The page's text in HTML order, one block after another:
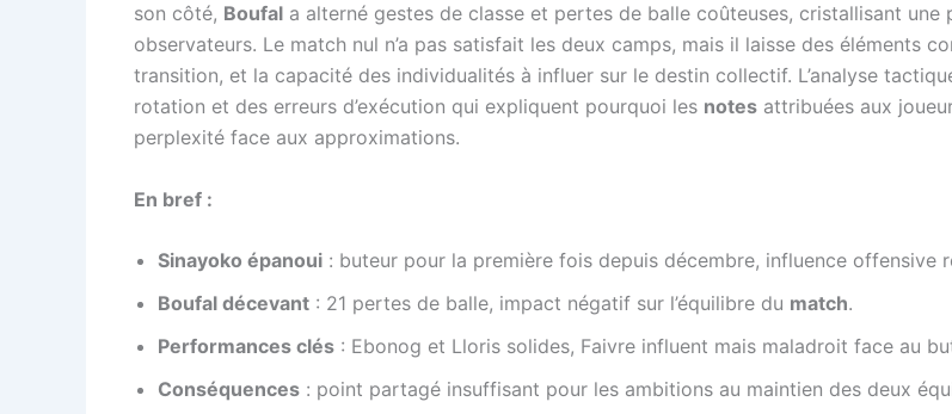
son côté, Boufal a alterné gestes de classe et pertes de balle coûteuses, cristallisant une
observateurs. Le match nul n’a pas satisfait les deux camps, mais il laisse des éléments
transition, et la capacité des individualités à influer sur le destin collectif. L’analyse
rotation et des erreurs d’exécution qui expliquent pourquoi les notes attribuées aux
perplexité face aux approximations.
En bref :
Sinayoko épanoui : buteur pour la première fois depuis décembre, influence offensive
Boufal décevant : 21 pertes de balle, impact négatif sur l’équilibre du match.
Performances clés : Ebonog et Lloris solides, Faivre influent mais maladroit face au
Conséquences : point partagé insuffisant pour les ambitions au maintien des deux